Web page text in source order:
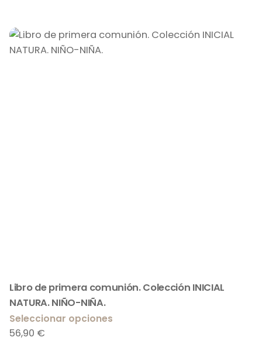
Libro de primera comunión. Colección INICIAL
NATURA. NIÑO-NIÑA.
Seleccionar opciones
56,90 €